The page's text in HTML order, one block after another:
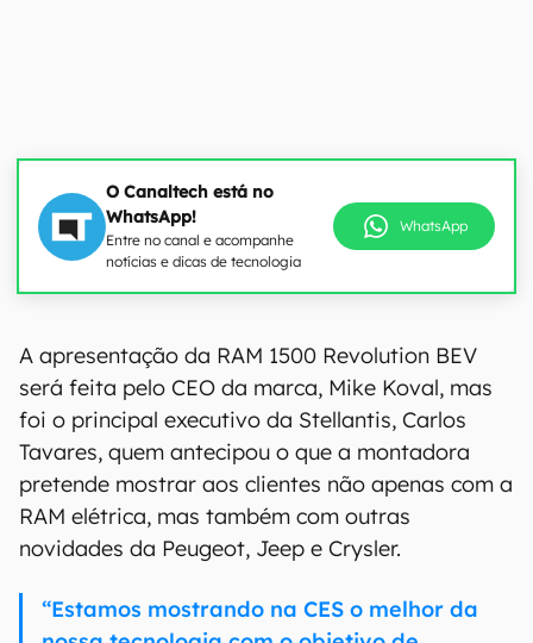
O Canaltech está no
WhatsApp!
Entre no canal e acompanhe
notícias e dicas de tecnologia
WhatsApp
A apresentação da RAM 1500 Revolution BEV
será feita pelo CEO da marca, Mike Koval, mas
foi o principal executivo da Stellantis, Carlos
Tavares, quem antecipou o que a montadora
pretende mostrar aos clientes não apenas com a
RAM elétrica, mas também com outras
novidades da Peugeot, Jeep e Crysler.
“Estamos mostrando na CES o melhor da